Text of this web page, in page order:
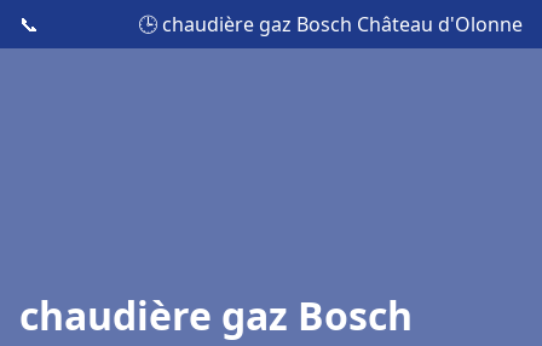
📞 🕒 chaudière gaz Bosch Château d'Olonne
chaudière gaz Bosch